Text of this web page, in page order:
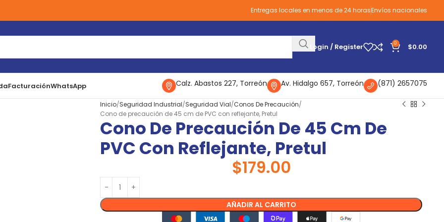
Entregas locales en menos de 24 horasEnvíos nacionales
Login / Register 0 $0.00
FacturaciónWhatsApp Calz. Abastos 227, Torreón Av. Hidalgo 657, Torreón (871) 2657075
Inicio Seguridad Industrial Seguridad Vial Conos De Precaución
Cono de precaución de 45 cm de PVC con reflejante, Pretul
Cono De Precaución De 45 Cm De
PVC Con Reflejante, Pretul
$179.00
AÑADIR AL CARRITO